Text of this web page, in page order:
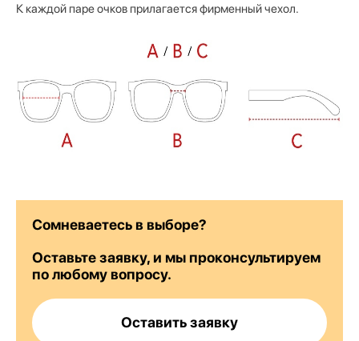
К каждой паре очков прилагается фирменный чехол.
Сомневаетесь в выборе?
Оставьте заявку, и мы проконсультируем
по любому вопросу.
Оставить заявку